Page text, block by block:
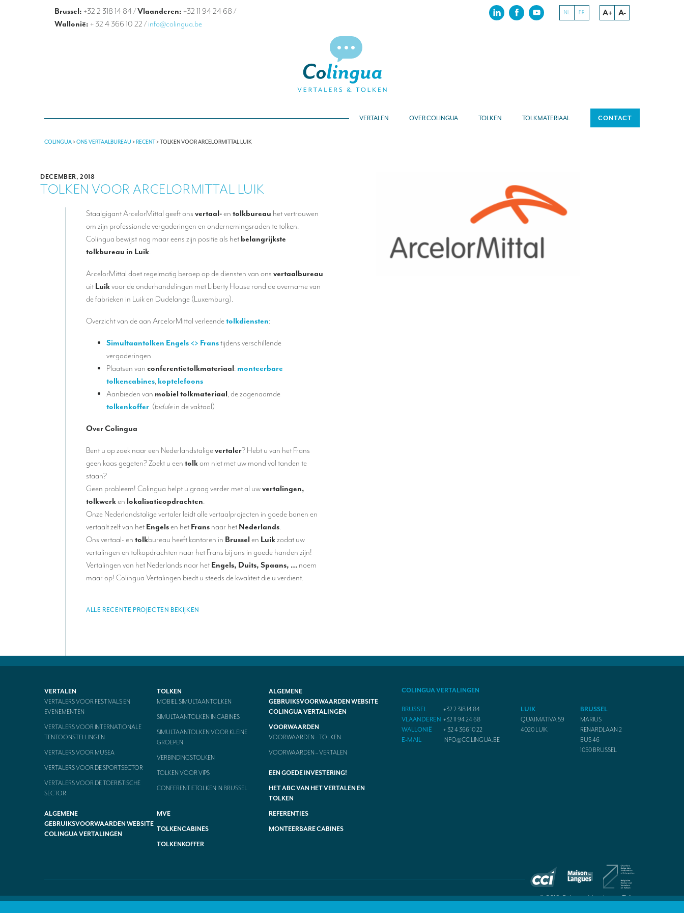
Brussel: +32 2 318 14 84/Vlaanderen: +32 11 94 24 68/
Wallonië: + 32 4 366 10 22 / info@colingua.be
A+ A-
NL FR
VERTALEN OVER COLINGUA TOLKEN TOLKMATERIAAL CONTACT
COLINGUA>ONS VERTAALBUREAU >RECENT>TOLKEN VOOR ARCELORMITTAL LUIK
DECEMBER, 2018
TOLKEN VOOR ARCELORMITTAL LUIK
Staalgigant ArcelorMittal geeft onsvertaal-entolkbureau het vertrouwen
om zijn professionele vergaderingen en ondernemingsraden te tolken.
Colingua bewijst nog maar eens zijn positie als het belangrijkste
tolkbureau in Luik.
ArcelorMittal doet regelmatig beroep op de diensten van onsvertaalbureau
uit Luikvoor de onderhandelingen met Liberty House rond de overname van
de fabrieken in Luik en Dudelange (Luxemburg).
Overzicht van de aan ArcelorMittal verleendetolkdiensten:
Simultaantolken Engels <> Franstijdens verschillende
vergaderingen
Plaatsen vanconferentietolkmateriaal: monteerbare
tolkencabines, koptelefoons
Aanbieden van mobiel tolkmateriaal, de zogenaamde
tolkenkoffer (bidule in de vaktaal)
Over Colingua
Bent u op zoek naar een Nederlandstaligevertaler? Hebt u van het Frans
geen kaas gegeten? Zoekt u eentolkom niet met uw mond vol tanden te
staan?
Geen probleem! Colingua helpt u graag verder met al uwvertalingen,
tolkwerken lokalisatieopdrachten.
Onze Nederlandstalige vertaler leidt alle vertaalprojecten in goede banen en
vertaalt zelf van het Engelsen het Frans naar het Nederlands.
Ons vertaal- entolkbureau heeft kantoren in Brusselen Luikzodat uw
vertalingen en tolkopdrachten naar het Frans bij ons in goede handen zijn!
Vertalingen van het Nederlands naar het Engels, Duits, Spaans, … noem
maar op! Colingua Vertalingen biedt u steeds de kwaliteit die u verdient.
ALLE RECENTE PROJECTEN BEKIJKEN
VERTALEN
VERTALERS VOOR FESTIVALS EN
EVENEMENTEN
VERTALERS VOOR INTERNATIONALE
TENTOONSTELLINGEN
VERTALERS VOOR MUSEA
VERTALERS VOOR DE SPORTSECTOR
VERTALERS VOOR DE TOERISTISCHE
SECTOR
TOLKEN
MOBIEL SIMULTAANTOLKEN
SIMULTAANTOLKEN IN CABINES
SIMULTAANTOLKEN VOOR KLEINE
GROEPEN
VERBINDINGSTOLKEN
TOLKEN VOOR VIPS
CONFERENTIETOLKEN IN BRUSSEL
ALGEMENE
GEBRUIKSVOORWAARDEN WEBSITE
COLINGUA VERTALINGEN
VOORWAARDEN
VOORWAARDEN – TOLKEN
VOORWAARDEN – VERTALEN
EEN GOEDE INVESTERING!
HET ABC VAN HET VERTALEN EN
TOLKEN
ALGEMENE
GEBRUIKSVOORWAARDEN WEBSITE
COLINGUA VERTALINGEN
MVE
REFERENTIES
TOLKENCABINES
MONTEERBARE CABINES
TOLKENKOFFER
COLINGUA VERTALINGEN
BRUSSEL
+32 2 318 14 84
VLAANDEREN +32 11 94 24 68
WALLONIË
+ 32 4 366 10 22
E-MAIL
INFO@COLINGUA.BE
LUIK
QUAI MATIVA 59
4020LUIK
BRUSSEL
MARIUS
RENARDLAAN 2
BUS 46
1050BRUSSEL
© 2019 Colingua Vertalers en Tolken